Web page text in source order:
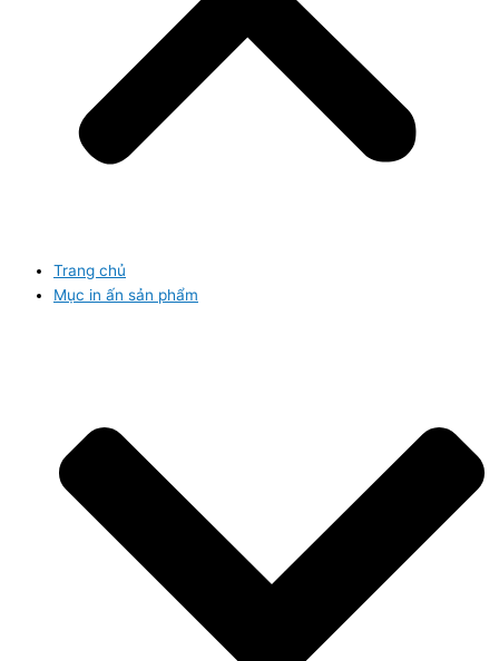
Trang chủ
Mục in ấn sản phẩm